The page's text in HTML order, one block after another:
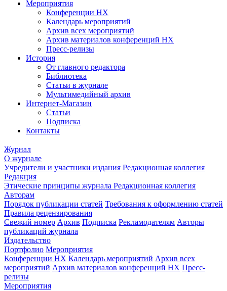
Мероприятия
Конференции НХ
Календарь мероприятий
Архив всех мероприятий
Архив материалов конференций НХ
Пресс-релизы
История
От главного редактора
Библиотека
Статьи в журнале
Мультимедийный архив
Интернет-Магазин
Статьи
Подписка
Контакты
Журнал
О журнале
Учредители и участники издания Редакционная коллегия
Редакция
Этические принципы журнала Редакционная коллегия
Авторам
Порядок публикации статей Требования к оформлению статей
Правила рецензирования
Свежий номер Архив Подписка Рекламодателям Авторы
публикаций журнала
Издательство
Портфолио Мероприятия
Конференции НХ Календарь мероприятий Архив всех
мероприятий Архив материалов конференций НХ Пресс-
релизы
Мероприятия